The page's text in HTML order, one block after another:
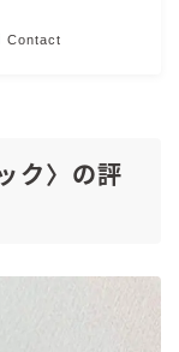
Contact
ク〉の評